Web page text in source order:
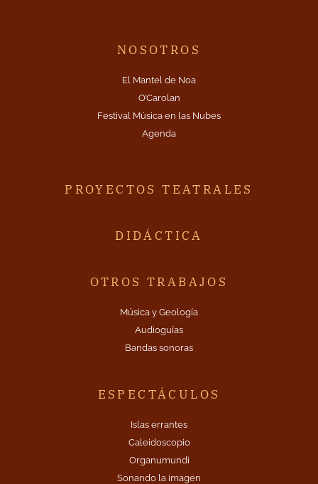
NOSOTROS
El Mantel de Noa
O’Carolan
Festival Música en las Nubes
Agenda
ESPECTÁCULOS
Islas errantes
Caleidoscopio
Organumundi
Sonando la imagen
PROYECTOS TEATRALES
DIDÁCTICA
OTROS TRABAJOS
Música y Geología
Audioguías
Bandas sonoras